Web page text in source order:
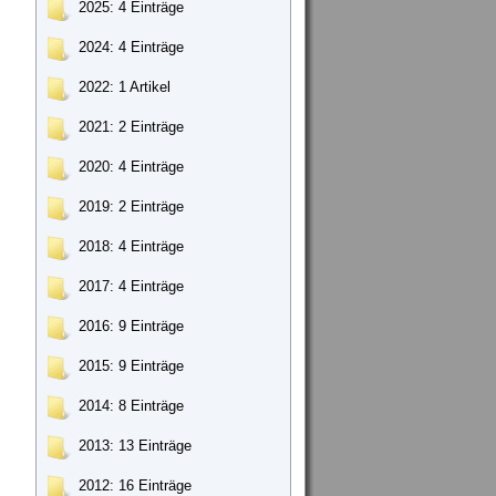
2025: 4 Einträge
2024: 4 Einträge
2022: 1 Artikel
2021: 2 Einträge
2020: 4 Einträge
2019: 2 Einträge
2018: 4 Einträge
2017: 4 Einträge
2016: 9 Einträge
2015: 9 Einträge
2014: 8 Einträge
2013: 13 Einträge
2012: 16 Einträge